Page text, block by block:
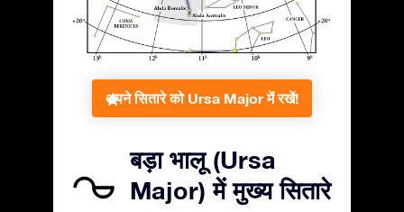
अपने सितारे को Ursa Major में रखें!
बड़ा भालू (Ursa
Major) में मुख्य सितारे